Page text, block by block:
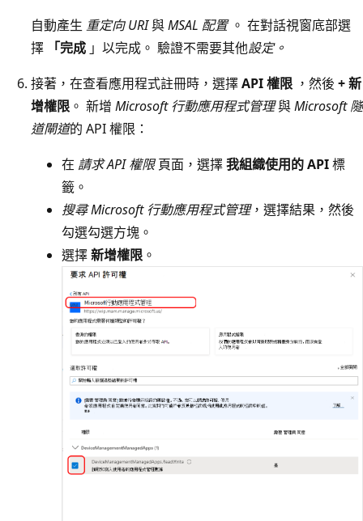
自動產生 重定向 URI與MSAL 配置。 在對話視窗底部選
擇
「完成 」以完成。 驗證不需要其他設定。
接著，在查看應用程式註冊時，選擇API 權限 ，然後 + 新
增權限 。 新增 Microsoft 行動應用程式管理與Microsoft 隧
道閘道的 API 權限：
在 請求 API 權限頁面，選擇我組織使用的 API標
籤。
搜尋 Microsoft 行動應用程式管理，選擇結果，然後
勾選勾選方塊。
選擇新增權限 。